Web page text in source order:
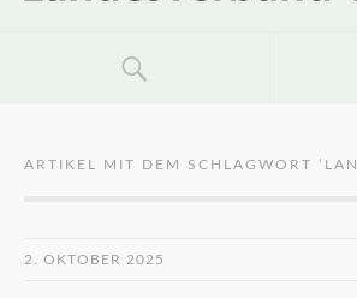
ARTIKEL MIT DEM SCHLAGWORT ‘
2. OKTOBER 2025